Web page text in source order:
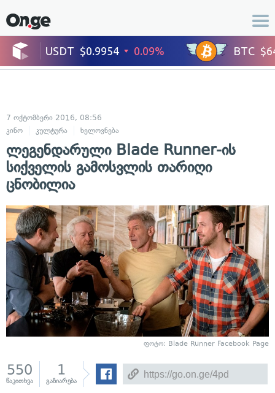
7 ოქტომბერი 2016, 08:56
კინო
კულტურა ხელოვნება
ლეგენდარული Blade Runner-ის
სიქველის გამოსვლის თარიღი
ცნობილია
ფოტო: Blade Runner Facebook Page
550
წაკითხვა
1
გაზიარება